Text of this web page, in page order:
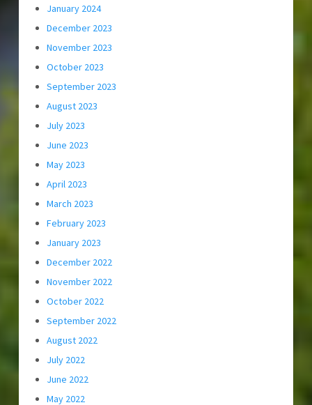
January 2024
December 2023
November 2023
October 2023
September 2023
August 2023
July 2023
June 2023
May 2023
April 2023
March 2023
February 2023
January 2023
December 2022
November 2022
October 2022
September 2022
August 2022
July 2022
June 2022
May 2022